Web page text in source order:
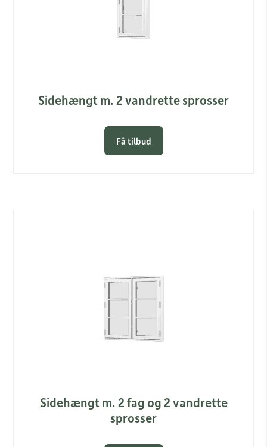
Sidehængt m. 2 vandrette sprosser
Få tilbud
Sidehængt m. 2 fag og 2 vandrette
sprosser